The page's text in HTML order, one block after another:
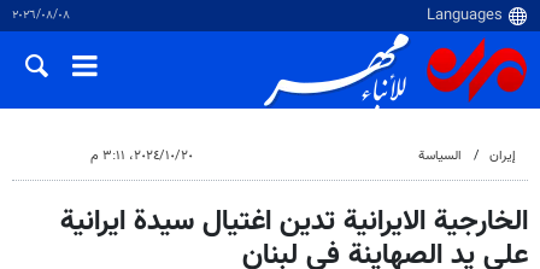
٠٨‏/٠٨‏/٢٠٢٦
إيران السياسة ٢٠‏/١٠‏/٢٠٢٤، ٣:١١ م
الخارجية الايرانية تدين اغتيال سيدة ايرانية
على يد الصهاينة في لبنان